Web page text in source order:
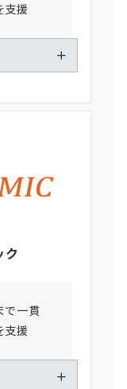
支援
ク
で一貫
支援